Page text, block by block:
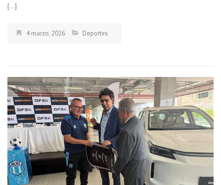
[…]
4 marzo, 2026 Deportes